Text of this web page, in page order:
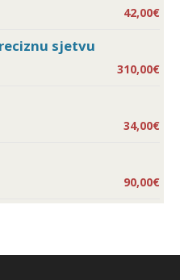
42,00€
sjetvu
310,00€
34,00€
90,00€